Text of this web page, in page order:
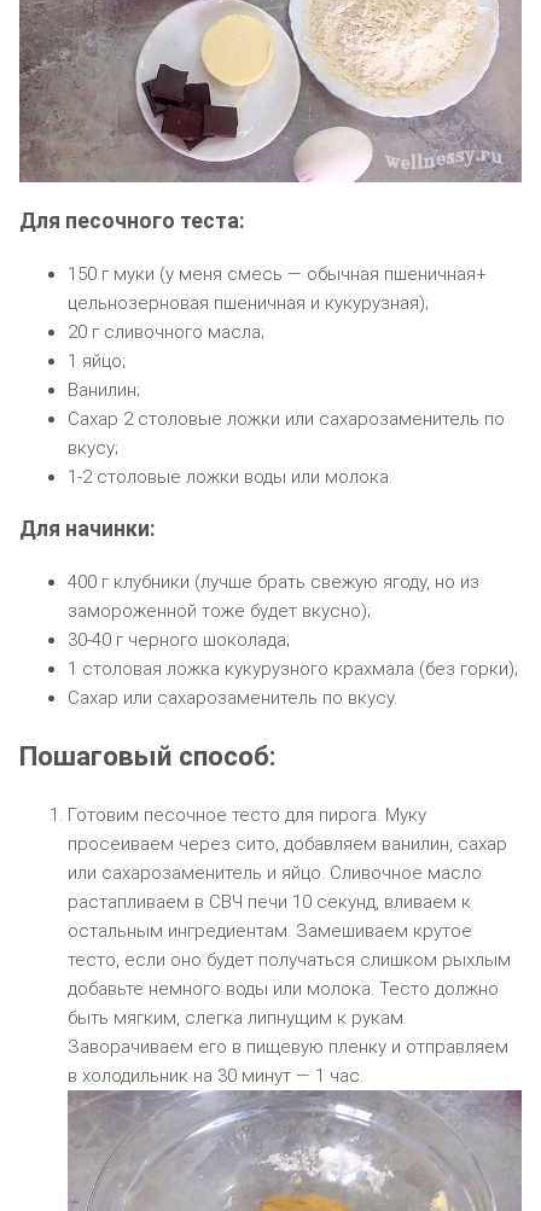
Для песочного теста:
150 г муки (у меня смесь — обычная пшеничная+
цельнозерновая пшеничная и кукурузная);
20 г сливочного масла;
1 яйцо;
Ванилин;
Сахар 2 столовые ложки или сахарозаменитель по
вкусу;
1-2 столовые ложки воды или молока.
Для начинки:
400 г клубники (лучше брать свежую ягоду, но из
замороженной тоже будет вкусно);
30-40 г черного шоколада;
1 столовая ложка кукурузного крахмала (без горки);
Сахар или сахарозаменитель по вкусу.
Пошаговый способ:
Готовим песочное тесто для пирога. Муку
просеиваем через сито, добавляем ванилин, сахар
или сахарозаменитель и яйцо. Сливочное масло
растапливаем в СВЧ печи 10 секунд, вливаем к
остальным ингредиентам. Замешиваем крутое
тесто, если оно будет получаться слишком рыхлым
добавьте немного воды или молока. Тесто должно
быть мягким, слегка липнущим к рукам.
Заворачиваем его в пищевую пленку и отправляем
в холодильник на 30 минут — 1 час.